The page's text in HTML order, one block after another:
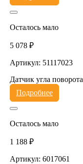
Осталось мало
5 078 ₽
Артикул: 51117023
Датчик угла поворота
Подробнее
Осталось мало
1 188 ₽
Артикул: 6017061